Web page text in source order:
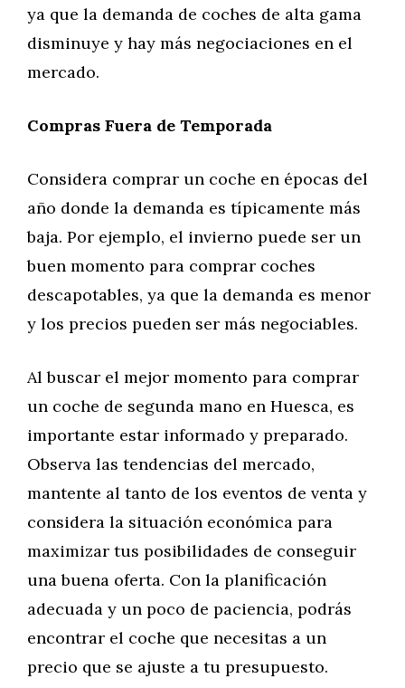
ya que la demanda de coches de alta gama
disminuye y hay más negociaciones en el
mercado.
Compras Fuera de Temporada
Considera comprar un coche en épocas del
año donde la demanda es típicamente más
baja. Por ejemplo, el invierno puede ser un
buen momento para comprar coches
descapotables, ya que la demanda es menor
y los precios pueden ser más negociables.
Al buscar el mejor momento para comprar
un coche de segunda mano en Huesca, es
importante estar informado y preparado.
Observa las tendencias del mercado,
mantente al tanto de los eventos de venta y
considera la situación económica para
maximizar tus posibilidades de conseguir
una buena oferta. Con la planificación
adecuada y un poco de paciencia, podrás
encontrar el coche que necesitas a un
precio que se ajuste a tu presupuesto.